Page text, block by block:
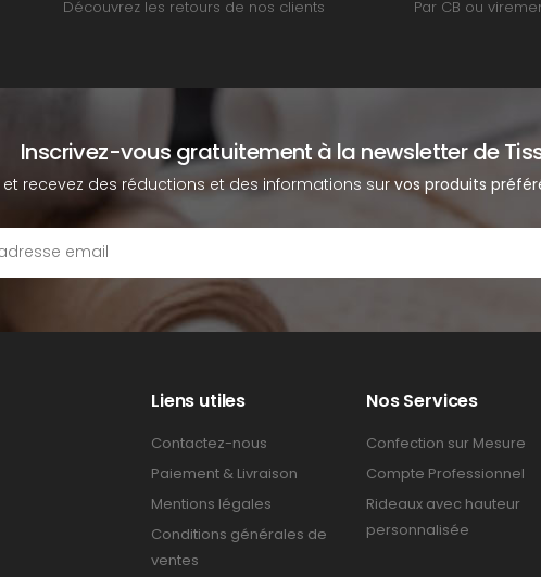
Découvrez les retours de nos clients Par CB ou
Inscrivez-vous gratuitement à la newsletter de
et recevez des réductions et des informations survos produits
Liens utiles
Contactez-nous
Paiement & Livraison
Mentions légales
Conditions générales de
ventes
Nos Services
Confection sur Mesure
Compte Professionnel
Rideaux avec hauteur
personnalisée